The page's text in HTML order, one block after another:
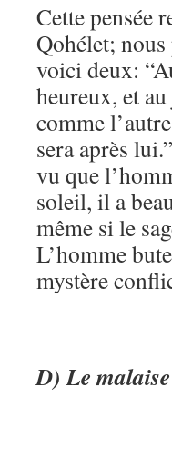
Cette pensée
Qohélet;
voici deux:
heureux, et
comme
sera après lui.”
vu que
soleil, il a
même si le
L’homme
mystère
D) Le